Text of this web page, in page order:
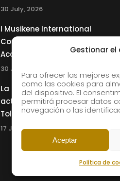
Gestionar el
Para ofrecer las mejores
como las cookies para
del dispositivo. El
permitirá procesar datos
navegación o las
Aceptar
Política de
30 July, 2026
I Musikene International
Competition for Young
Accordionists
30 July, 2026
La Musikene Big Band
actuará junto a Charles
Tolliver en el 61 Jazzaldia
17 July, 2026